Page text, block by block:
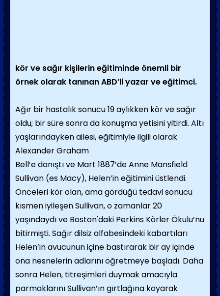
kör ve sağır kişilerin eğitiminde önemli bir
örnek olarak tanınan ABD’li yazar ve eğitimci.
Ağır bir hastalık sonucu 19 aylıkken kör ve sağır
oldu; bir süre sonra da konuşma yetisini yitirdi. Altı
yaşlarındayken ailesi, eğitimiyle ilgili olarak
Alexander Graham
Bell’e danıştı ve Mart 1887’de Anne Mansfield
Sullivan (es Macy), Helen’in eğitimini üstlendi.
Önceleri kör olan, ama gördüğü tedavi sonucu
kısmen iyileşen Sullivan, o zamanlar 20
yaşındaydı ve Boston'daki Perkins Körler Ökulu’nu
bitirmişti. Sağır dilsiz alfabesindeki kabartıları
Helen’in avucunun içine bastırarak bir ay içinde
ona nesnelerin adlarını öğretmeye başladı. Daha
sonra Helen, titreşimleri duymak amacıyla
parmaklarını Sullivan’ın gırtlağına koyarak